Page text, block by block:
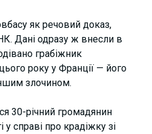
як речовий доказ,
Дані одразу ж внесли в
грабіжник
року у Франції — його
злочином.
30-річний громадянин
у справі про крадіжку зі